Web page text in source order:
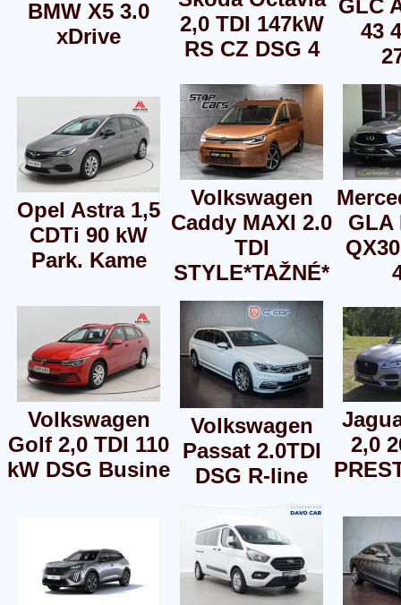
BMW X5 3.0
xDrive
2,0 TDI 147kW
RS CZ DSG 4
GLC
43
Opel Astra 1,5
CDTi 90 kW
Park. Kame
Volkswagen
Caddy MAXI 2.0
TDI
STYLE*TAŽNÉ*
GLA
Volkswagen
Golf 2,0 TDI 110
kW DSG Busine
Volkswagen
Passat 2.0TDI
DSG R-line
2,0